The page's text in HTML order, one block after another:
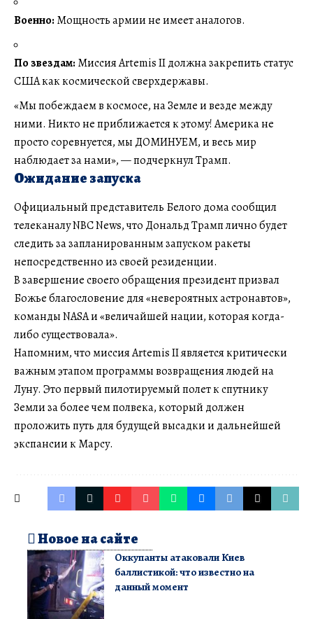
Военно: Мощность армии не имеет аналогов.
По звездам: Миссия Artemis II должна закрепить статус
США как космической сверхдержавы.
«Мы побеждаем в космосе, на Земле и везде между
ними. Никто не приближается к этому! Америка не
просто соревнуется, мы ДОМИНУЕМ, и весь мир
наблюдает за нами», — подчеркнул Трамп.
Ожидание запуска
Официальный представитель Белого дома сообщил
телеканалу NBC News, что Дональд Трамп лично будет
следить за запланированным запуском ракеты
непосредственно из своей резиденции.
В завершение своего обращения президент призвал
Божье благословение для «невероятных астронавтов»,
команды NASA и «величайшей нации, которая когда-
либо существовала».
Напомним, что миссия Artemis II является критически
важным этапом программы возвращения людей на
Луну. Это первый пилотируемый полет к спутнику
Земли за более чем полвека, который должен
проложить путь для будущей высадки и дальнейшей
экспансии к Марсу.
Новое на сайте
Оккупанты атаковали Киев
баллистикой: что известно на
данный момент